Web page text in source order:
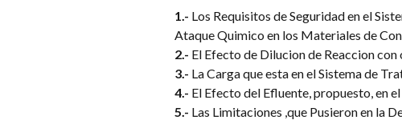
1.- Los Requisitos de Seguridad en el
Ataque Quimico en los Materiales de
2.- El Efecto de Dilucion de Reaccion con
3.- La Carga que esta en el Sistema de
4.- El Efecto del Efluente, propuesto, en
5.- Las Limitaciones ,que Pusieron en la